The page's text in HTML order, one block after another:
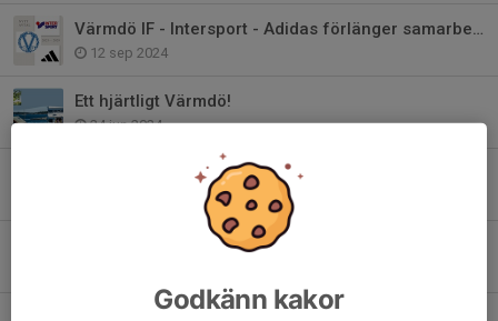
Värmdö IF - Intersport - Adidas förlänger samarbetet!
12 sep 2024
Ett hjärtligt Värmdö!
24 jun 2024
Bli medlem i Club 1948 - Värmdö IF:s Vänner
Värdegrundsambassadör - Värmdös viktigaste
Godkänn kakor